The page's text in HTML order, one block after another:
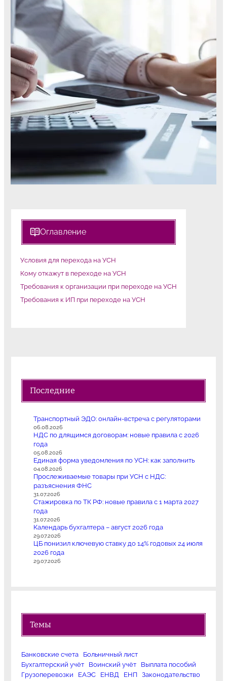
Оглавление
Условия для перехода на УСН
Кому откажут в переходе на УСН
Требования к организации при переходе на УСН
Требования к ИП при переходе на УСН
Последние
Транспортный ЭДО: онлайн-встреча с регуляторами
06.08.2026
НДС по длящимся договорам: новые правила с 2026
года
05.08.2026
Единая форма уведомления по УСН: как заполнить
04.08.2026
Прослеживаемые товары при УСН с НДС:
разъяснения ФНС
31.07.2026
Стажировка по ТК РФ: новые правила с 1 марта 2027
года
31.07.2026
Календарь бухгалтера – август 2026 года
29.07.2026
ЦБ понизил ключевую ставку до 14% годовых 24 июля
2026 года
29.07.2026
Темы
Банковские счета
Больничный лист
Бухгалтерский учёт
Воинский учёт
Выплата пособий
Грузоперевозки
ЕАЭС ЕНВД ЕНП
Законодательство